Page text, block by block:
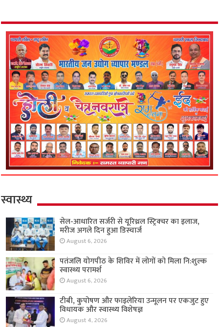
स्वास्थ्य
सेल-आधारित सर्जरी से यूरिथ्रल स्ट्रिक्चर का इलाज,
मरीज अगले दिन हुआ डिस्चार्ज
August 6, 2026
पतंजलि योगपीठ के शिविर में लोगों को मिला नि:शुल्क
स्वास्थ्य परामर्श
August 6, 2026
टीबी, कुपोषण और फाइलेरिया उन्मूलन पर एकजुट हुए
विधायक और स्वास्थ्य विशेषज्ञ
August 4, 2026